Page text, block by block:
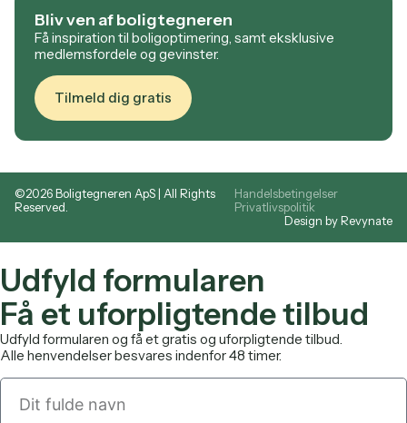
Bliv ven af boligtegneren
Få inspiration til boligoptimering, samt eksklusive
medlemsfordele og gevinster.
Tilmeld dig gratis
©2026 Boligtegneren ApS | All Rights
Reserved.
Handelsbetingelser
Privatlivspolitik
Design by Revynate
Udfyld formularen
Få et uforpligtende tilbud
Udfyld formularen og få et gratis og uforpligtende tilbud.
Alle henvendelser besvares indenfor 48 timer.